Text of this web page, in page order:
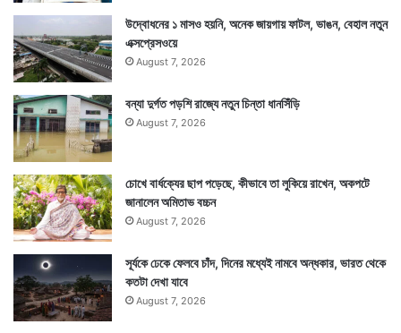
উদ্বোধনের ১ মাসও হয়নি, অনেক জায়গায় ফাটল, ভাঙন, বেহাল নতুন
এক্সপ্রেসওয়ে
August 7, 2026
বন্যা দুর্গত পড়শি রাজ্যে নতুন চিন্তা ধানসিঁড়ি
August 7, 2026
চোখে বার্ধক্যের ছাপ পড়েছে, কীভাবে তা লুকিয়ে রাখেন, অকপটে
জানালেন অমিতাভ বচ্চন
August 7, 2026
সূর্যকে ঢেকে ফেলবে চাঁদ, দিনের মধ্যেই নামবে অন্ধকার, ভারত থেকে
কতটা দেখা যাবে
August 7, 2026